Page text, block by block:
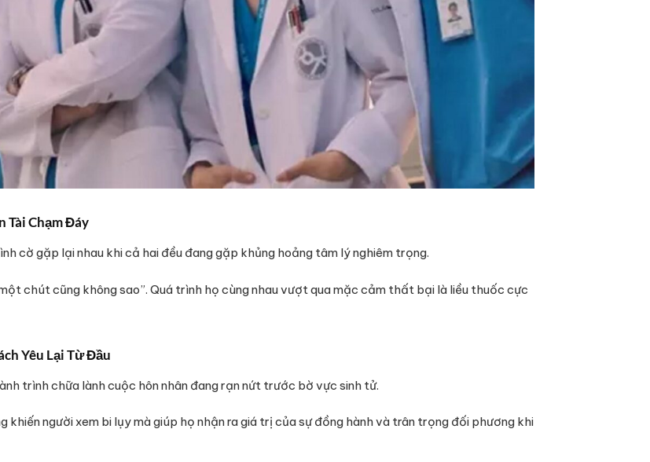
Tài Chạm Đáy
cờ gặp lại nhau khi cả hai đều đang gặp khủng hoảng tâm lý nghiêm trọng.
chút cũng không sao”. Quá trình họ cùng nhau vượt qua mặc cảm thất bại là liều thuốc cực
Yêu Lại Từ Đầu
trình chữa lành cuộc hôn nhân đang rạn nứt trước bờ vực sinh tử.
khiến người xem bi lụy mà giúp họ nhận ra giá trị của sự đồng hành và trân trọng đối phương khi